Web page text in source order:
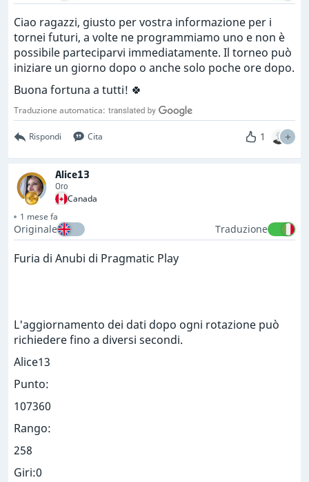
Ciao ragazzi, giusto per vostra informazione per i
tornei futuri, a volte ne programmiamo uno e non è
possibile parteciparvi immediatamente. Il torneo può
iniziare un giorno dopo o anche solo poche ore dopo.
Buona fortuna a tutti! 🍀
Traduzione automatica:
Rispondi Cita 1
Alice13
Oro
Canada
1 mese fa
Originale Traduzione
Furia di Anubi di Pragmatic Play
L'aggiornamento dei dati dopo ogni rotazione può
richiedere fino a diversi secondi.
Alice13
Punto:
107360
Rango:
258
Giri:0